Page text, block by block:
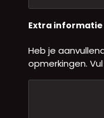
Extra informatie
Heb je
opmerkingen.